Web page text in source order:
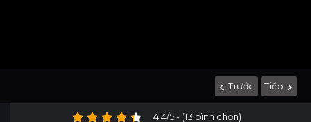
Trước Tiếp
4.4/5 - (13 bình chọn)